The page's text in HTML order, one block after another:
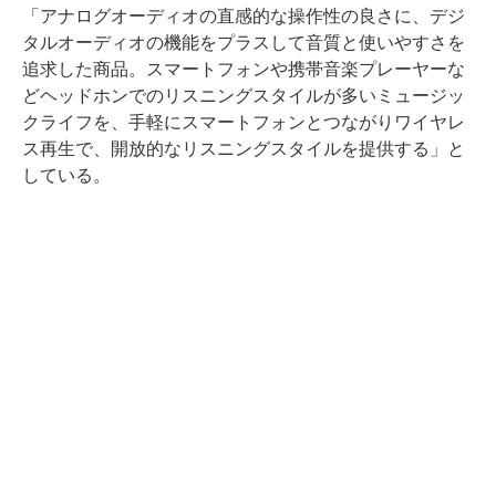
「アナログオーディオの直感的な操作性の良さに、デジ
タルオーディオの機能をプラスして音質と使いやすさを
追求した商品。スマートフォンや携帯音楽プレーヤーな
どヘッドホンでのリスニングスタイルが多いミュージッ
クライフを、手軽にスマートフォンとつながりワイヤレ
ス再生で、開放的なリスニングスタイルを提供する」と
している。